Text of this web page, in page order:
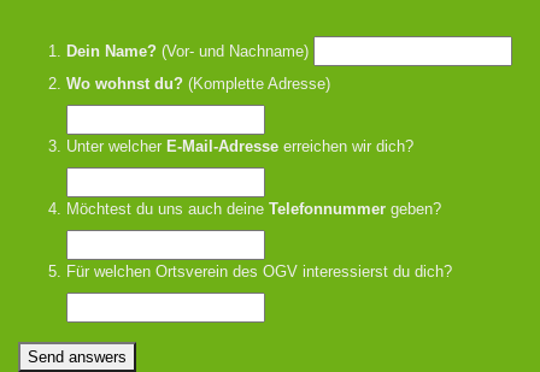
Dein Name? (Vor- und Nachname)
Wo wohnst du? (Komplette Adresse)
Unter welcher E-Mail-Adresse erreichen wir dich?
Möchtest du uns auch deine Telefonnummer geben?
Für welchen Ortsverein des OGV interessierst du dich?
Send answers